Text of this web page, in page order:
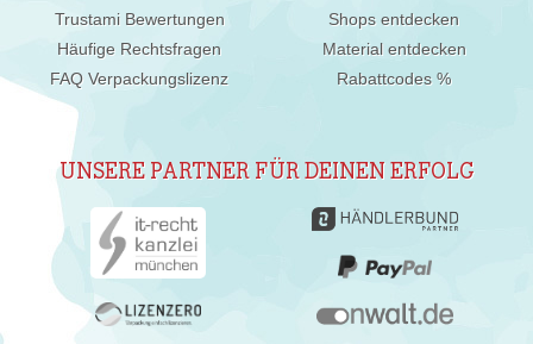
Trustami Bewertungen
Häufige Rechtsfragen
FAQ Verpackungslizenz
Shops entdecken
Material entdecken
Rabattcodes %
UNSERE PARTNER FÜR DEINEN ERFOLG